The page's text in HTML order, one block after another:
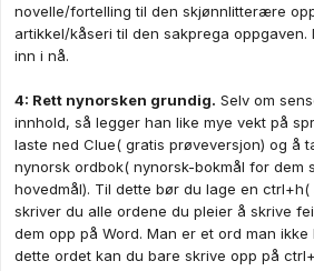
novelle/fortelling til den skjønnlitterære
artikkel/kåseri til den sakprega oppgaven.
inn i nå.
4: Rett nynorsken grundig. Selv om
innhold, så legger han like mye vekt på
laste ned Clue( gratis prøveversjon) og å
nynorsk ordbok( nynorsk-bokmål for dem
hovedmål). Til dette bør du lage en
skriver du alle ordene du pleier å skrive
dem opp på Word. Man er et ord man
dette ordet kan du bare skrive opp på